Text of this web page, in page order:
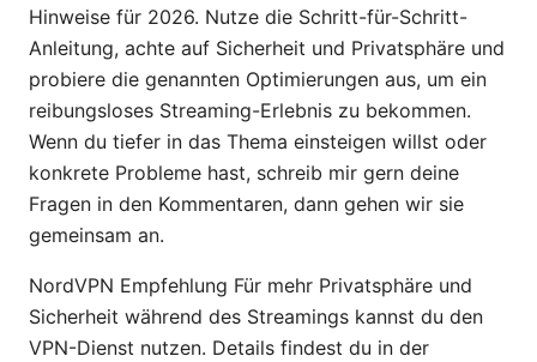
Hinweise für 2026. Nutze die Schritt-für-Schritt-
Anleitung, achte auf Sicherheit und Privatsphäre und
probiere die genannten Optimierungen aus, um ein
reibungsloses Streaming-Erlebnis zu bekommen.
Wenn du tiefer in das Thema einsteigen willst oder
konkrete Probleme hast, schreib mir gern deine
Fragen in den Kommentaren, dann gehen wir sie
gemeinsam an.
NordVPN Empfehlung Für mehr Privatsphäre und
Sicherheit während des Streamings kannst du den
VPN-Dienst nutzen. Details findest du in der